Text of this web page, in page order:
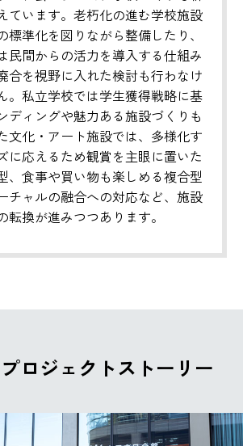
ています。老朽化の進む学校施設
標準化を図りながら整備したり、
民間からの活力を導入する仕組み
合を視野に入れた検討も行わなけ
。私立学校では学生獲得戦略に基
ディングや魅力ある施設づくりも
文化・アート施設では、多様化す
に応えるため観賞を主眼に置いた
、食事や買い物も楽しめる複合型
チャルの融合への対応など、施設
転換が進みつつあります。
ロジェクトストーリー